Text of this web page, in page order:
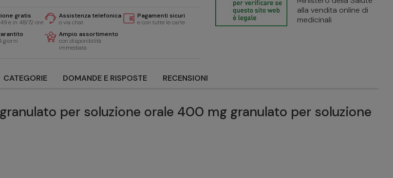
gratis
e in 48/72 ore
Assistenza telefonica
o via chat
Pagamenti sicuri
e con tutte le carte
giorni
Ampio assortimento
con disponibilità
immediata
alla vendita online di
medicinali
CATEGORIE DOMANDE E RISPOSTE RECENSIONI
per soluzione orale 400 mg granulato per soluzione